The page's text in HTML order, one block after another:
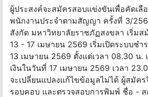
ผู้ประสงค์จะสมัครสอบแข่งขันเพื่อคัดเลื
พนักงานประจำตามสัญญา ครั้งที่ 3/
สังกัด มหาวิทยาลัยราชภัฏสงขลา เริ่มส
13 - 17 เมษายน 2569 เริ่มเปิดระบบชำ
13 เมษายน 2569 ตั้งแต่เวลา 08.30 น.
เงินในวันที่ 17 เมษายน 2569 เวลา
จะเปลี่ยนแปลงแก้ไขข้อมูลไม่ได้ ผู้สมัคร
รอบคอบ และตรวจสอบการพิมพ์ ชื่อ - ส